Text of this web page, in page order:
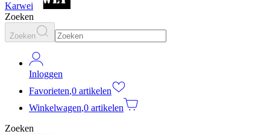
Karwei
Zoeken
Zoeken
Inloggen
Favorieten,0 artikelen
Winkelwagen,0 artikelen
Zoeken